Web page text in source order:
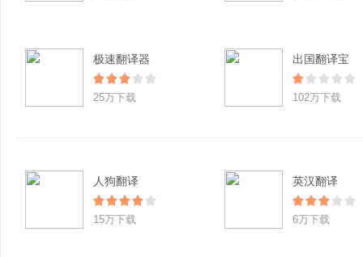
极速翻译器
25万下载
出国翻译宝
102万下载
人狗翻译
15万下载
英汉翻译
6万下载